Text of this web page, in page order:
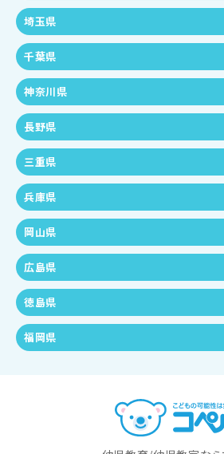
埼玉県
千葉県
神奈川県
長野県
三重県
兵庫県
岡山県
広島県
徳島県
福岡県